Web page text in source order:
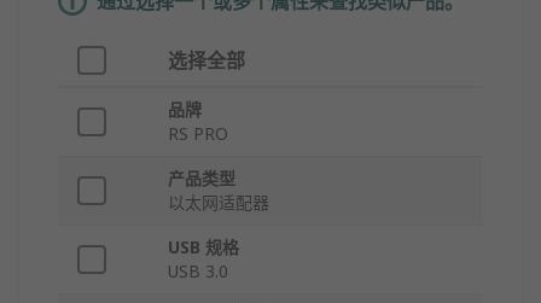
选择全部
品牌
RS PRO
产品类型
以太网适配器
USB 规格
USB 3.0